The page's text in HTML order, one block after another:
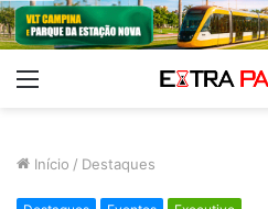
Início / Destaques